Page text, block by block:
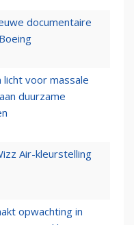
documentaire
voor massale
duurzame
Air-kleurstelling
opwachting in